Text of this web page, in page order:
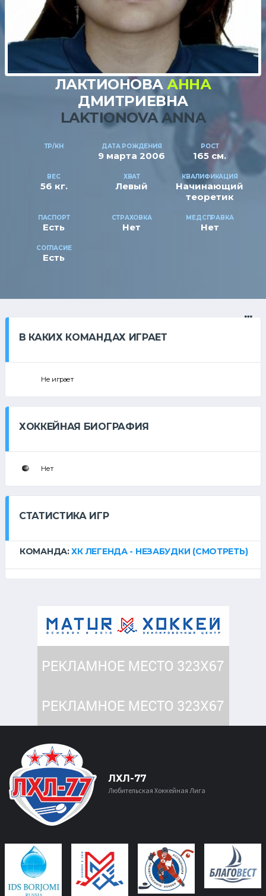
ЛАКТИОНОВААННА
ДМИТРИЕВНА
LAKTIONOVA ANNA
ТР/КН ДАТА РОЖДЕНИЯ
9 марта 2006
РОСТ
165 см.
ВЕС
56 кг.
ХВАТ
Левый
КВАЛИФИКАЦИЯ
Начинающий
теоретик
ПАСПОРТ
Есть
СТРАХОВКА
Нет
МЕДСПРАВКА
Нет
СОГЛАСИЕ
Есть
В КАКИХ КОМАНДАХ ИГРАЕТ
Не играет
ХОККЕЙНАЯ БИОГРАФИЯ
Нет
СТАТИСТИКА ИГР
КОМАНДА:ХК ЛЕГЕНДА - НЕЗАБУДКИ (СМОТРЕТЬ)
ЛХЛ-77
Любительская Хоккейная Лига